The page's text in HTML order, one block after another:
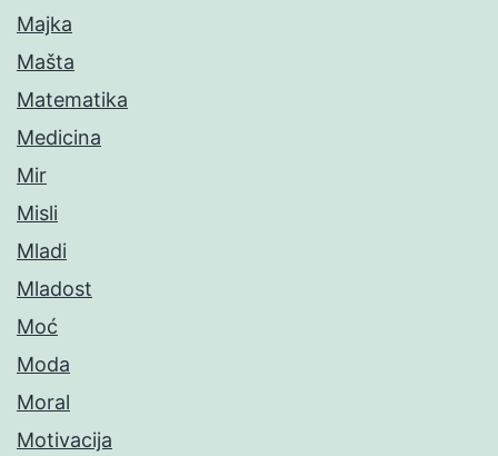
Majka
Mašta
Matematika
Medicina
Mir
Misli
Mladi
Mladost
Moć
Moda
Moral
Motivacija